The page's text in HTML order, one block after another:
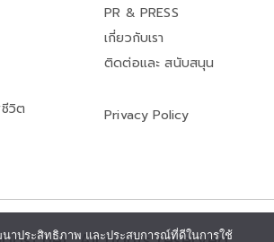
วิต
PR & PRESS
เกี่ยวกับเรา
ติดต่อและ สนับสนุน
Privacy Policy
นาประสิทธิภาพ และประสบการณ์ที่ดีในการใช้